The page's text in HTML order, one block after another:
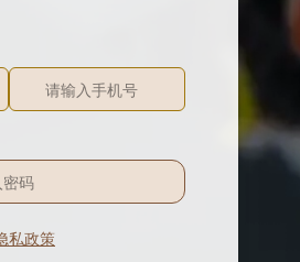
私政策